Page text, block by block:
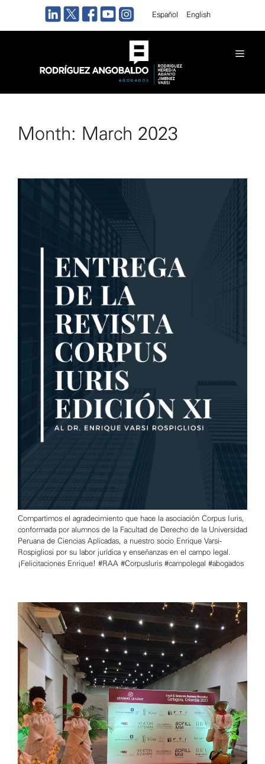
Español English
Month: March 2023
Compartimos el agradecimiento que hace la asociación Corpus Iuris,
conformada por alumnos de la Facultad de Derecho de la Universidad
Peruana de Ciencias Aplicadas, a nuestro socio Enrique Varsi-
Rospigliosi por su labor jurídica y enseñanzas en el campo legal.
¡Felicitaciones Enrique! #RAA #Corpusluris #campolegal #abogados